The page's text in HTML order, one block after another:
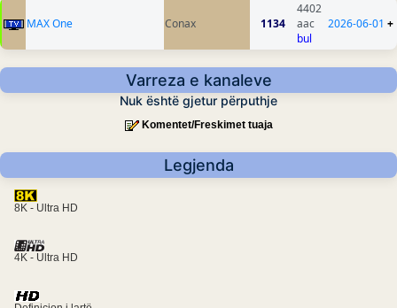
MAX One Conax 1134
4402
aac
bul
2026-06-01 +
Varreza e kanaleve
Nuk është gjetur përputhje
Komentet/Freskimet tuaja
Legjenda
8K - Ultra HD
4K - Ultra HD